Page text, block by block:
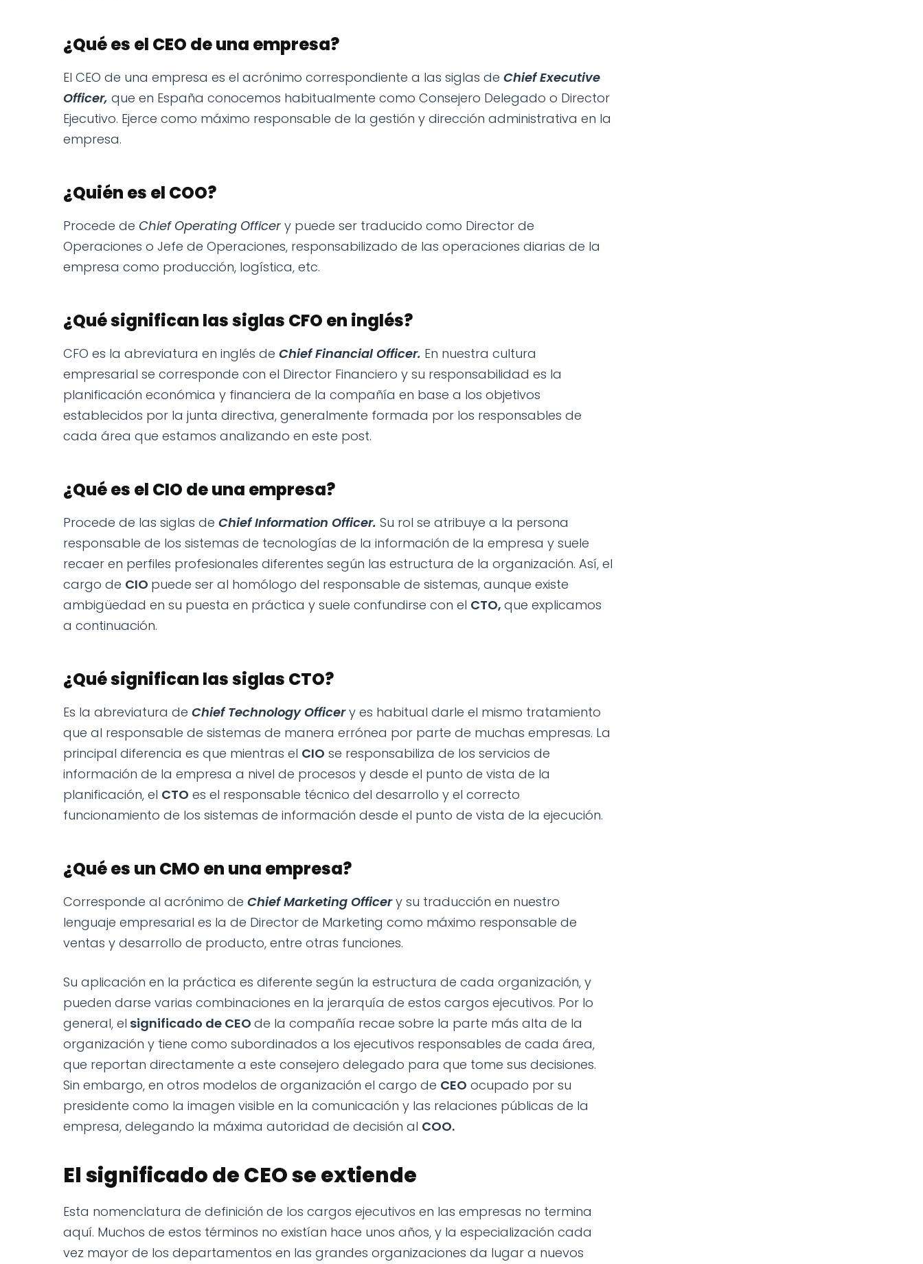
¿Qué es el CEO de una empresa?
El CEO de una empresa es el acrónimo correspondiente a las siglas de Chief Executive
Officer, que en España conocemos habitualmente como Consejero Delegado o Director
Ejecutivo. Ejerce como máximo responsable de la gestión y dirección administrativa en la
empresa.
¿Quién es el COO?
Procede de Chief Operating Officer y puede ser traducido como Director de
Operaciones o Jefe de Operaciones, responsabilizado de las operaciones diarias de la
empresa como producción, logística, etc.
¿Qué significan las siglas CFO en inglés?
CFO es la abreviatura en inglés de Chief Financial Officer. En nuestra cultura
empresarial se corresponde con el Director Financiero y su responsabilidad es la
planificación económica y financiera de la compañía en base a los objetivos
establecidos por la junta directiva, generalmente formada por los responsables de
cada área que estamos analizando en este post.
¿Qué es el CIO de una empresa?
Procede de las siglas de Chief Information Officer. Su rol se atribuye a la persona
responsable de los sistemas de tecnologías de la información de la empresa y suele
recaer en perfiles profesionales diferentes según las estructura de la organización. Así, el
cargo de CIO puede ser al homólogo del responsable de sistemas, aunque existe
ambigüedad en su puesta en práctica y suele confundirse con el CTO, que explicamos
a continuación.
¿Qué significan las siglas CTO?
Es la abreviatura de Chief Technology Officery es habitual darle el mismo tratamiento
que al responsable de sistemas de manera errónea por parte de muchas empresas. La
principal diferencia es que mientras el CIO se responsabiliza de los servicios de
información de la empresa a nivel de procesos y desde el punto de vista de la
planificación, el CTO es el responsable técnico del desarrollo y el correcto
funcionamiento de los sistemas de información desde el punto de vista de la ejecución.
¿Qué es un CMO en una empresa?
Corresponde al acrónimo de Chief Marketing Officery su traducción en nuestro
lenguaje empresarial es la de Director de Marketing como máximo responsable de
ventas y desarrollo de producto, entre otras funciones.
Su aplicación en la práctica es diferente según la estructura de cada organización, y
pueden darse varias combinaciones en la jerarquía de estos cargos ejecutivos. Por lo
general, el significado de CEO de la compañía recae sobre la parte más alta de la
organización y tiene como subordinados a los ejecutivos responsables de cada área,
que reportan directamente a este consejero delegado para que tome sus decisiones.
Sin embargo, en otros modelos de organización el cargo de CEO ocupado por su
presidente como la imagen visible en la comunicación y las relaciones públicas de la
empresa, delegando la máxima autoridad de decisión al COO.
El significado de CEO se extiende
Esta nomenclatura de definición de los cargos ejecutivos en las empresas no termina
aquí. Muchos de estos términos no existían hace unos años, y la especialización cada
vez mayor de los departamentos en las grandes organizaciones da lugar a nuevos